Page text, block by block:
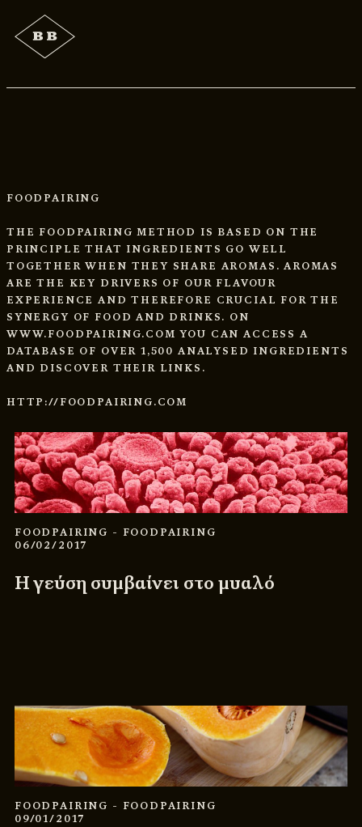
FOODPAIRING
THE FOODPAIRING METHOD IS BASED ON THE
PRINCIPLE THAT INGREDIENTS GO WELL
TOGETHER WHEN THEY SHARE AROMAS. AROMAS
ARE THE KEY DRIVERS OF OUR FLAVOUR
EXPERIENCE AND THEREFORE CRUCIAL FOR THE
SYNERGY OF FOOD AND DRINKS. ON
WWW.FOODPAIRING.COM YOU CAN ACCESS A
DATABASE OF OVER 1,500 ANALYSED INGREDIENTS
AND DISCOVER THEIR LINKS.
HTTP://FOODPAIRING.COM
FOODPAIRING - FOODPAIRING
06/02/2017
Η γεύση συμβαίνει στο μυαλό
FOODPAIRING - FOODPAIRING
09/01/2017